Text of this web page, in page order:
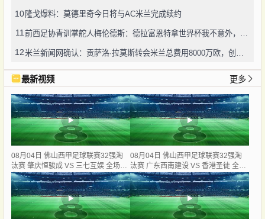
10 隆戈爆料：莫德里奇今日将与AC米兰完成续约
11
12
最新视频 更多
08月04日 佛山西甲足球联赛32强淘
汰赛 肇庆恒骏成 VS 三七互娱 全场录
像
08月04日 佛山西甲足球联赛32强淘
汰赛 广东西南建设 VS 香港圣徒 全场
录像